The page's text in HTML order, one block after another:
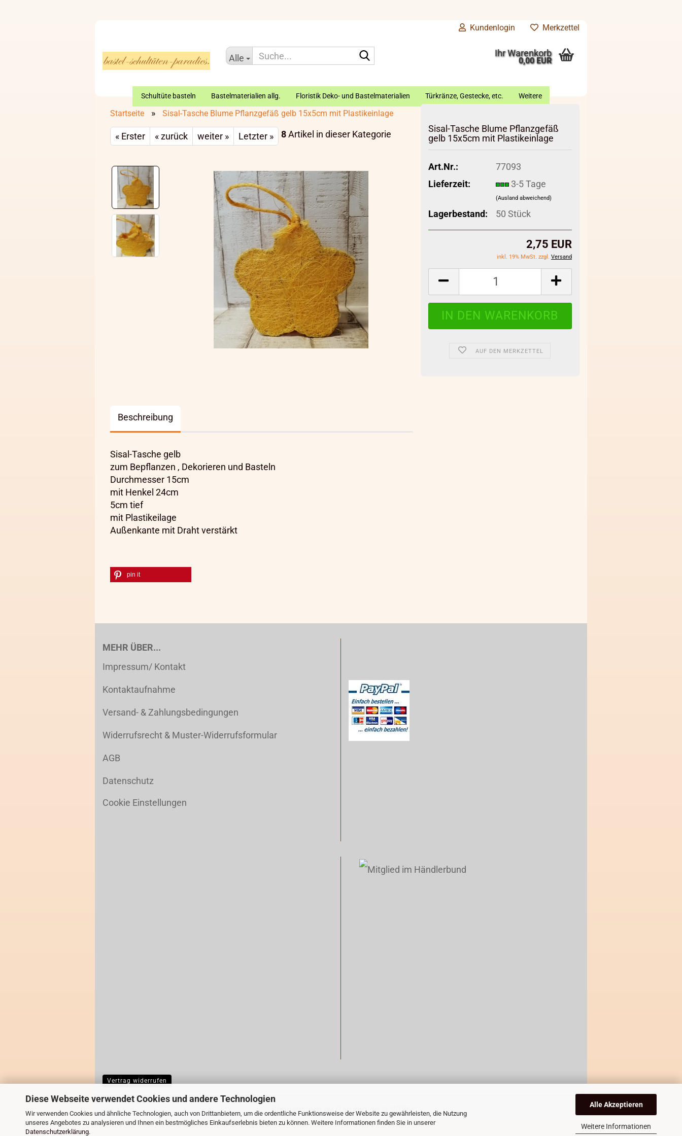
Diese Webseite verwendet Cookies und andere Technologien
Wir verwenden Cookies und ähnliche Technologien, auch von Drittanbietern, um die ordentliche Funktionsweise der Website zu gewährleisten, die Nutzung
unseres Angebotes zu analysieren und Ihnen ein bestmögliches Einkaufserlebnis bieten zu können. Weitere Informationen finden Sie in unserer
Datenschutzerklärung.
Alle Akzeptieren
Weitere Informationen
Kundenlogin Merkzettel
Alle Ihr Warenkorb
0,00 EUR
Schultüte basteln Bastelmaterialien allg. Floristik Deko- und Bastelmaterialien Türkränze, Gestecke, etc. Weitere
Startseite » Sisal-Tasche Blume Pflanzgefäß gelb 15x5cm mit Plastikeinlage
« Erster « zurück weiter » Letzter » 8Artikel in dieser Kategorie
Sisal-Tasche Blume Pflanzgefäß
gelb 15x5cm mit Plastikeinlage
Art.Nr.:
77093
Lieferzeit:
3-5 Tage
(Ausland abweichend)
Lagerbestand: 50 Stück
2,75 EUR
inkl. 19% MwSt. zzgl. Versand
AUF DEN MERKZETTEL
Beschreibung
Sisal-Tasche gelb
zum Bepflanzen , Dekorieren und Basteln
Durchmesser 15cm
mit Henkel 24cm
5cm tief
mit Plastikeilage
Außenkante mit Draht verstärkt
pin it
MEHR ÜBER...
Impressum/ Kontakt
Kontaktaufnahme
Versand- & Zahlungsbedingungen
Widerrufsrecht & Muster-Widerrufsformular
AGB
Datenschutz
Cookie Einstellungen
Vertrag widerrufen
Shopsystem by Gambio.de © 2026